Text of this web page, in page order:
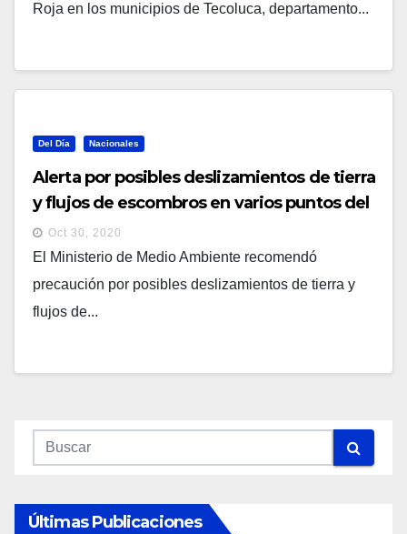
Roja en los municipios de Tecoluca, departamento...
Del Día Nacionales
Alerta por posibles deslizamientos de tierra
y flujos de escombros en varios puntos del
paísOct 30, 2020
El Ministerio de Medio Ambiente recomendó
precaución por posibles deslizamientos de tierra y
flujos de...
Últimas Publicaciones